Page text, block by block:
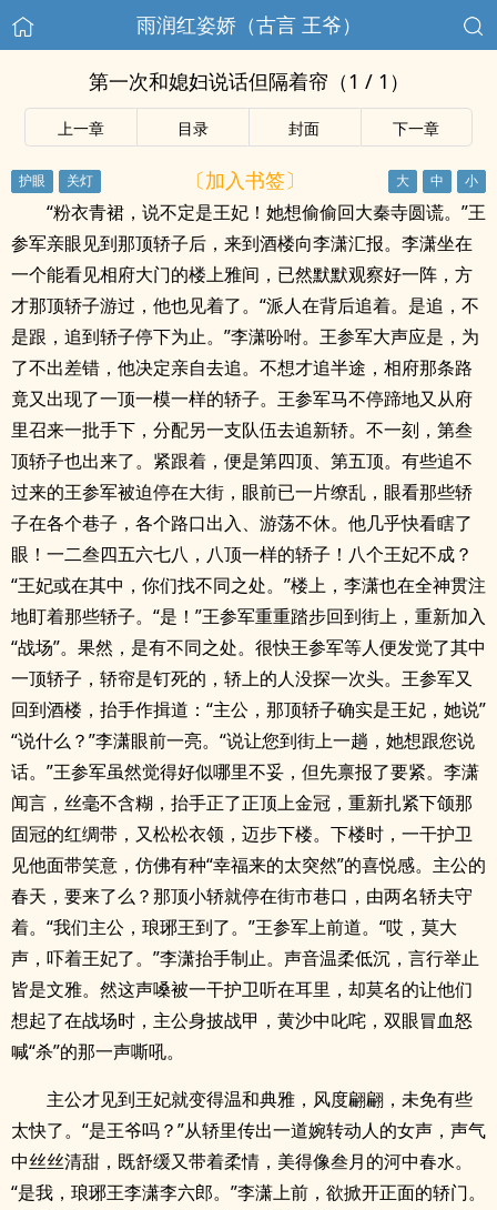
雨润红姿娇（古言 王爷）
第一次和媳妇说话但隔着帘（1 / 1）
上一章 目录 封面 下一章
〔加入书签〕
“粉衣青裙，说不定是王妃！她想偷偷回大秦寺圆谎。”王
参军亲眼见到那顶轿子后，来到酒楼向李潇汇报。李潇坐在
一个能看见相府大门的楼上雅间，已然默默观察好一阵，方
才那顶轿子游过，他也见着了。“派人在背后追着。是追，不
是跟，追到轿子停下为止。”李潇吩咐。王参军大声应是，为
了不出差错，他决定亲自去追。不想才追半途，相府那条路
竟又出现了一顶一模一样的轿子。王参军马不停蹄地又从府
里召来一批手下，分配另一支队伍去追新轿。不一刻，第叁
顶轿子也出来了。紧跟着，便是第四顶、第五顶。有些追不
过来的王参军被迫停在大街，眼前已一片缭乱，眼看那些轿
子在各个巷子，各个路口出入、游荡不休。他几乎快看瞎了
眼！一二叁四五六七八，八顶一样的轿子！八个王妃不成？
“王妃或在其中，你们找不同之处。”楼上，李潇也在全神贯注
地盯着那些轿子。“是！”王参军重重踏步回到街上，重新加入
“战场”。果然，是有不同之处。很快王参军等人便发觉了其中
一顶轿子，轿帘是钉死的，轿上的人没探一次头。王参军又
回到酒楼，抬手作揖道：“主公，那顶轿子确实是王妃，她说”
“说什么？”李潇眼前一亮。“说让您到街上一趟，她想跟您说
话。”王参军虽然觉得好似哪里不妥，但先禀报了要紧。李潇
闻言，丝毫不含糊，抬手正了正顶上金冠，重新扎紧下颌那
固冠的红绸带，又松松衣领，迈步下楼。下楼时，一干护卫
见他面带笑意，仿佛有种“幸福来的太突然”的喜悦感。主公的
春天，要来了么？那顶小轿就停在街市巷口，由两名轿夫守
着。“我们主公，琅琊王到了。”王参军上前道。“哎，莫大
声，吓着王妃了。”李潇抬手制止。声音温柔低沉，言行举止
皆是文雅。然这声嗓被一干护卫听在耳里，却莫名的让他们
想起了在战场时，主公身披战甲，黄沙中叱咤，双眼冒血怒
喊“杀”的那一声嘶吼。
主公才见到王妃就变得温和典雅，风度翩翩，未免有些
太快了。“是王爷吗？”从轿里传出一道婉转动人的女声，声气
中丝丝清甜，既舒缓又带着柔情，美得像叁月的河中春水。
“是我，琅琊王李潇李六郎。”李潇上前，欲掀开正面的轿门。